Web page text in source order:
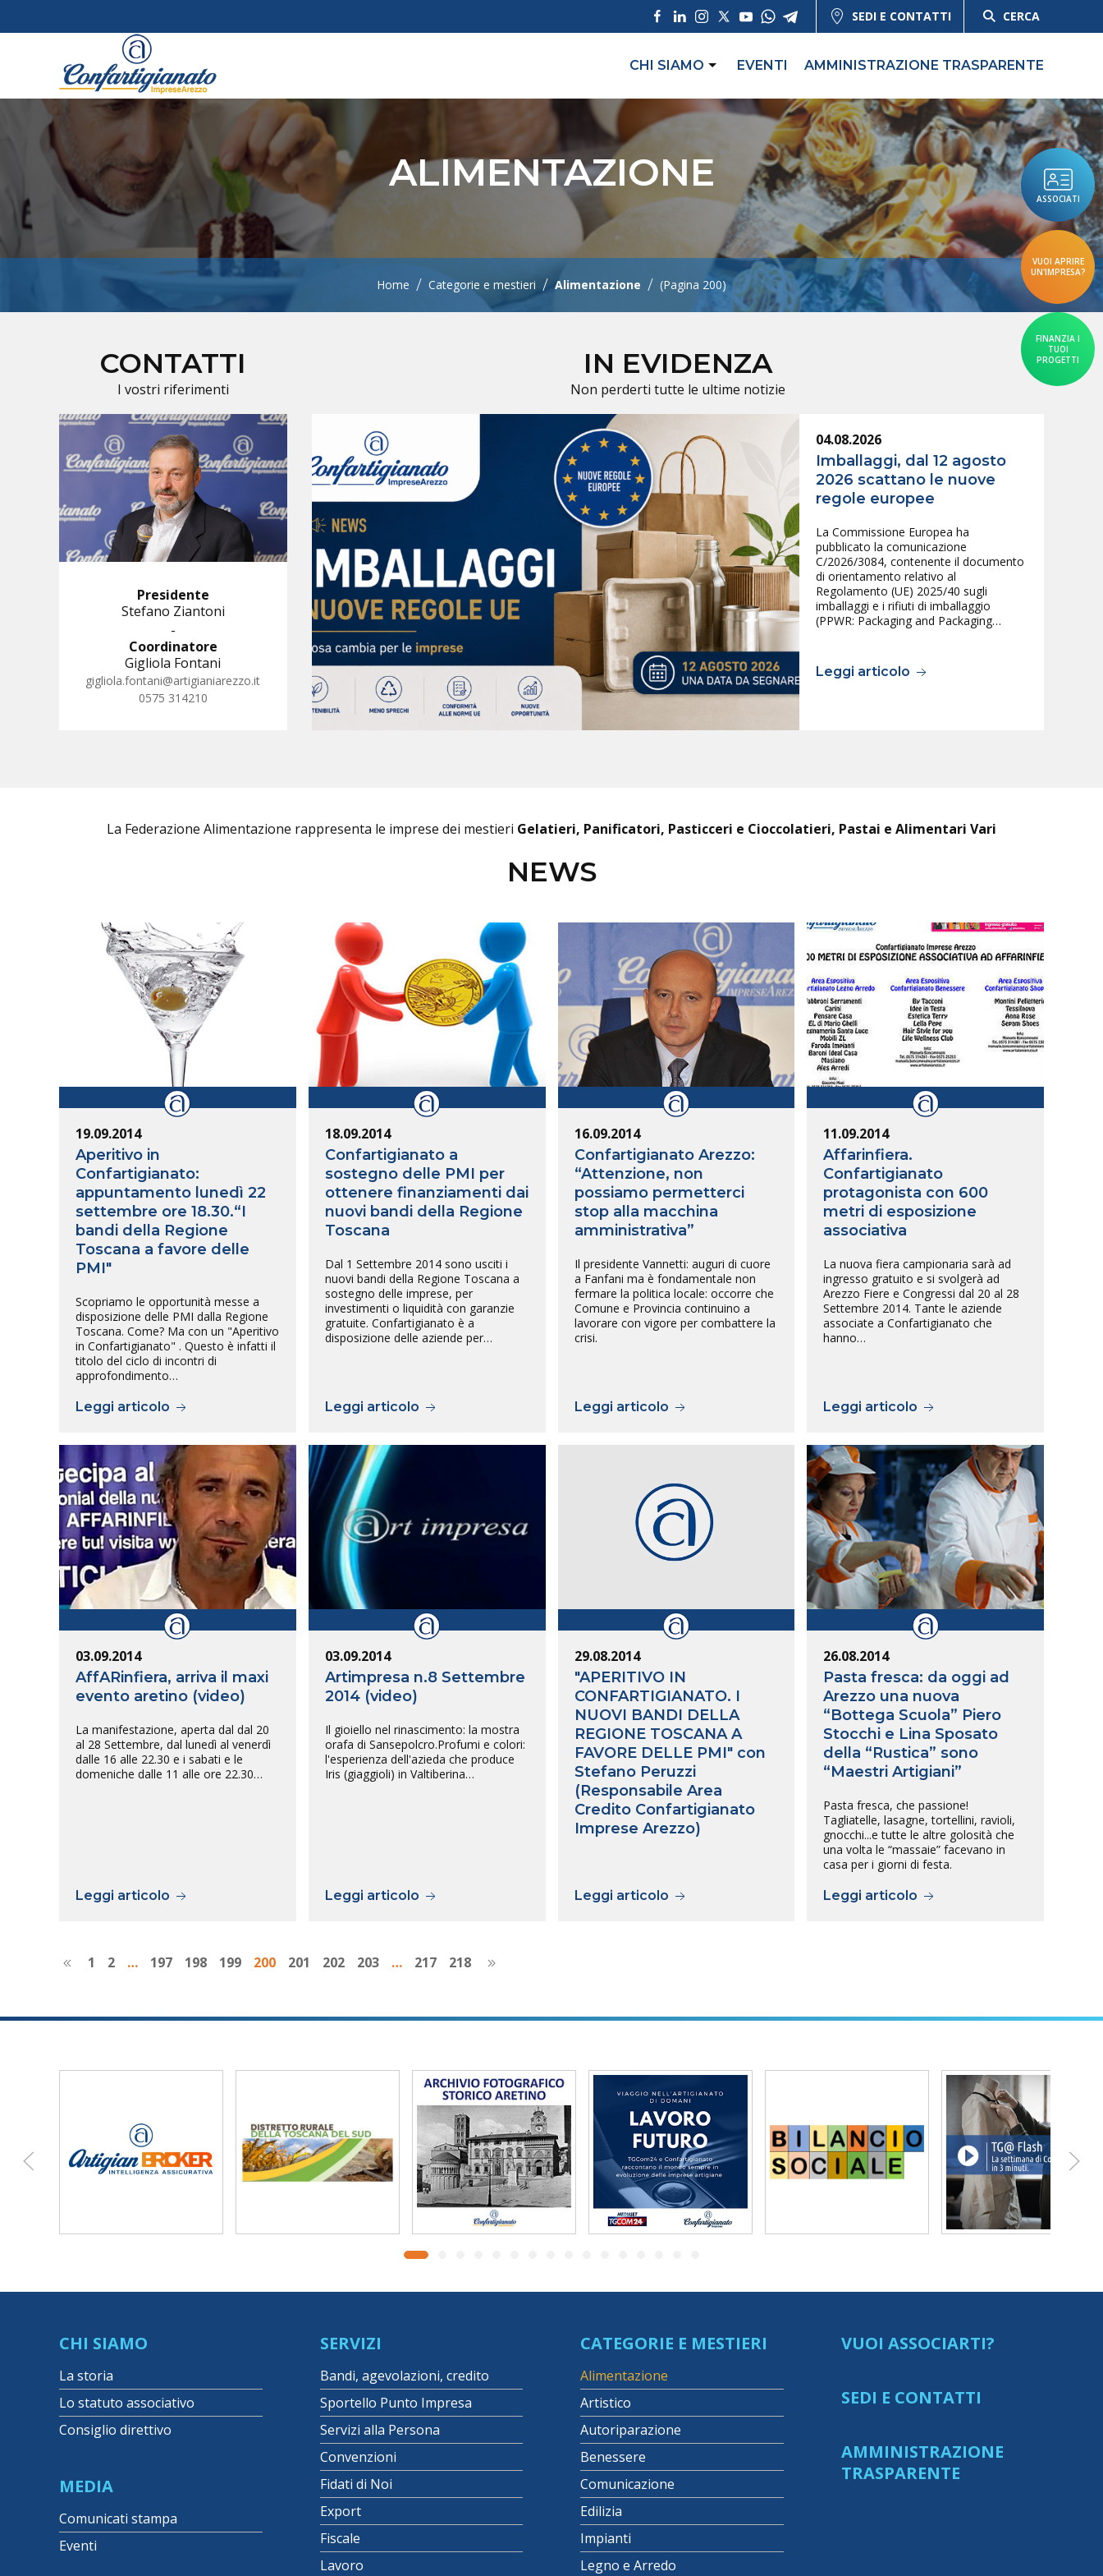
SEDI E CONTATTI CERCA
CHI SIAMO EVENTI AMMINISTRAZIONE TRASPARENTE
ASSOCIATI
VUOI APRIRE
UN'IMPRESA?
FINANZIA I
TUOI
PROGETTI
ALIMENTAZIONE
Home / Categorie e mestieri / Alimentazione / (Pagina 200)
CONTATTI
I vostri riferimenti
Presidente
Stefano Ziantoni
-
Coordinatore
Gigliola Fontani
gigliola.fontani@artigianiarezzo.it
0575 314210
IN EVIDENZA
Non perderti tutte le ultime notizie
04.08.2026
Imballaggi, dal 12 agosto
2026 scattano le nuove
regole europee
La Commissione Europea ha
pubblicato la comunicazione
C/2026/3084, contenente il documento
di orientamento relativo al
Regolamento (UE) 2025/40 sugli
imballaggi e i rifiuti di imballaggio
(PPWR: Packaging and Packaging…
Leggi articolo
La Federazione Alimentazione rappresenta le imprese dei mestieri Gelatieri, Panificatori, Pasticceri e Cioccolatieri, Pastai e Alimentari Vari
NEWS
19.09.2014
Aperitivo in
Confartigianato:
appuntamento lunedì 22
settembre ore 18.30.“I
bandi della Regione
Toscana a favore delle
PMI"
Scopriamo le opportunità messe a
disposizione delle PMI dalla Regione
Toscana. Come? Ma con un "Aperitivo
in Confartigianato" . Questo è infatti il
titolo del ciclo di incontri di
approfondimento…
Leggi articolo
18.09.2014
Confartigianato a
sostegno delle PMI per
ottenere finanziamenti dai
nuovi bandi della Regione
Toscana
Dal 1 Settembre 2014 sono usciti i
nuovi bandi della Regione Toscana a
sostegno delle imprese, per
investimenti o liquidità con garanzie
gratuite. Confartigianato è a
disposizione delle aziende per…
Leggi articolo
16.09.2014
Confartigianato Arezzo:
“Attenzione, non
possiamo permetterci
stop alla macchina
amministrativa”
Il presidente Vannetti: auguri di cuore
a Fanfani ma è fondamentale non
fermare la politica locale: occorre che
Comune e Provincia continuino a
lavorare con vigore per combattere la
crisi.
Leggi articolo
11.09.2014
Affarinfiera.
Confartigianato
protagonista con 600
metri di esposizione
associativa
La nuova fiera campionaria sarà ad
ingresso gratuito e si svolgerà ad
Arezzo Fiere e Congressi dal 20 al 28
Settembre 2014. Tante le aziende
associate a Confartigianato che
hanno…
Leggi articolo
03.09.2014
AffARinfiera, arriva il maxi
evento aretino (video)
La manifestazione, aperta dal dal 20
al 28 Settembre, dal lunedì al venerdì
dalle 16 alle 22.30 e i sabati e le
domeniche dalle 11 alle ore 22.30…
Leggi articolo
03.09.2014
Artimpresa n.8 Settembre
2014 (video)
Il gioiello nel rinascimento: la mostra
orafa di Sansepolcro.Profumi e colori:
l'esperienza dell'azieda che produce
Iris (giaggioli) in Valtiberina…
Leggi articolo
29.08.2014
"APERITIVO IN
CONFARTIGIANATO. I
NUOVI BANDI DELLA
REGIONE TOSCANA A
FAVORE DELLE PMI" con
Stefano Peruzzi
(Responsabile Area
Credito Confartigianato
Imprese Arezzo)
Leggi articolo
26.08.2014
Pasta fresca: da oggi ad
Arezzo una nuova
“Bottega Scuola” Piero
Stocchi e Lina Sposato
della “Rustica” sono
“Maestri Artigiani”
Pasta fresca, che passione!
Tagliatelle, lasagne, tortellini, ravioli,
gnocchi...e tutte le altre golosità che
una volta le “massaie” facevano in
casa per i giorni di festa.
Leggi articolo
1 2 … 197 198 199 200 201 202 203 … 217 218
CHI SIAMO
La storia
Lo statuto associativo
Consiglio direttivo
MEDIA
Comunicati stampa
Eventi
SERVIZI
Bandi, agevolazioni, credito
Sportello Punto Impresa
Servizi alla Persona
Convenzioni
Fidati di Noi
Export
Fiscale
Lavoro
CATEGORIE E MESTIERI
Alimentazione
Artistico
Autoriparazione
Benessere
Comunicazione
Edilizia
Impianti
Legno e Arredo
VUOI ASSOCIARTI?
SEDI E CONTATTI
AMMINISTRAZIONE
TRASPARENTE